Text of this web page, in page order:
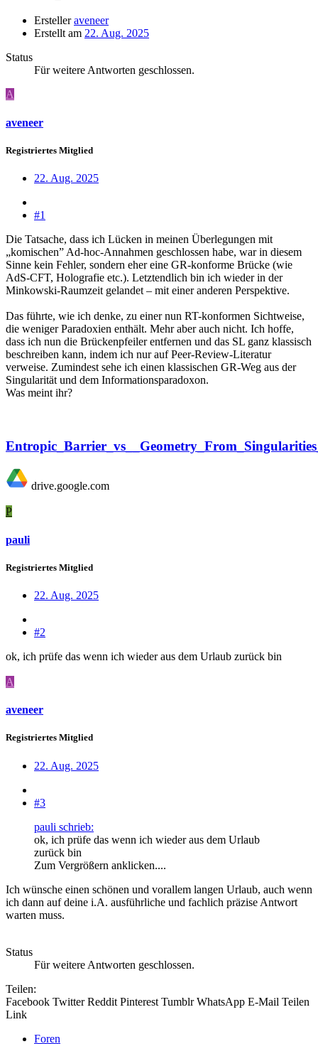
Ersteller aveneer
Erstellt am 22. Aug. 2025
Status
Für weitere Antworten geschlossen.
A
aveneer
Registriertes Mitglied
22. Aug. 2025
#1
Die Tatsache, dass ich Lücken in meinen Überlegungen mit
„komischen” Ad-hoc-Annahmen geschlossen habe, war in diesem
Sinne kein Fehler, sondern eher eine GR-konforme Brücke (wie
AdS-CFT, Holografie etc.). Letztendlich bin ich wieder in der
Minkowski-Raumzeit gelandet – mit einer anderen Perspektive.
Das führte, wie ich denke, zu einer nun RT-konformen Sichtweise,
die weniger Paradoxien enthält. Mehr aber auch nicht. Ich hoffe,
dass ich nun die Brückenpfeiler entfernen und das SL ganz klassisch
beschreiben kann, indem ich nur auf Peer-Review-Literatur
verweise. Zumindest sehe ich einen klassischen GR-Weg aus der
Singularität und dem Informationsparadoxon.
Was meint ihr?
drive.google.com
P
pauli
Registriertes Mitglied
22. Aug. 2025
#2
ok, ich prüfe das wenn ich wieder aus dem Urlaub zurück bin
A
aveneer
Registriertes Mitglied
22. Aug. 2025
#3
pauli schrieb:
ok, ich prüfe das wenn ich wieder aus dem Urlaub
zurück bin
Zum Vergrößern anklicken....
Ich wünsche einen schönen und vorallem langen Urlaub, auch wenn
ich dann auf deine i.A. ausführliche und fachlich präzise Antwort
warten muss.
Status
Für weitere Antworten geschlossen.
Teilen:
Facebook Twitter Reddit Pinterest Tumblr WhatsApp E-Mail Teilen
Link
Foren